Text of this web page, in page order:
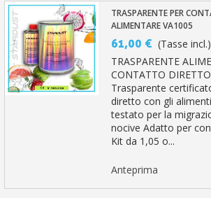
TRASPARENTE PER
ALIMENTARE VA1005
61,00 € (Tasse incl.)
TRASPARENTE
CONTATTO
Trasparente
diretto con gli
testato per la
nocive Adatto per
Kit da 1,05 o...
Anteprima